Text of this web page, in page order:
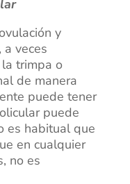
y
veces
trimpa o
de manera
puede tener
puede
es habitual que
en cualquier
no es